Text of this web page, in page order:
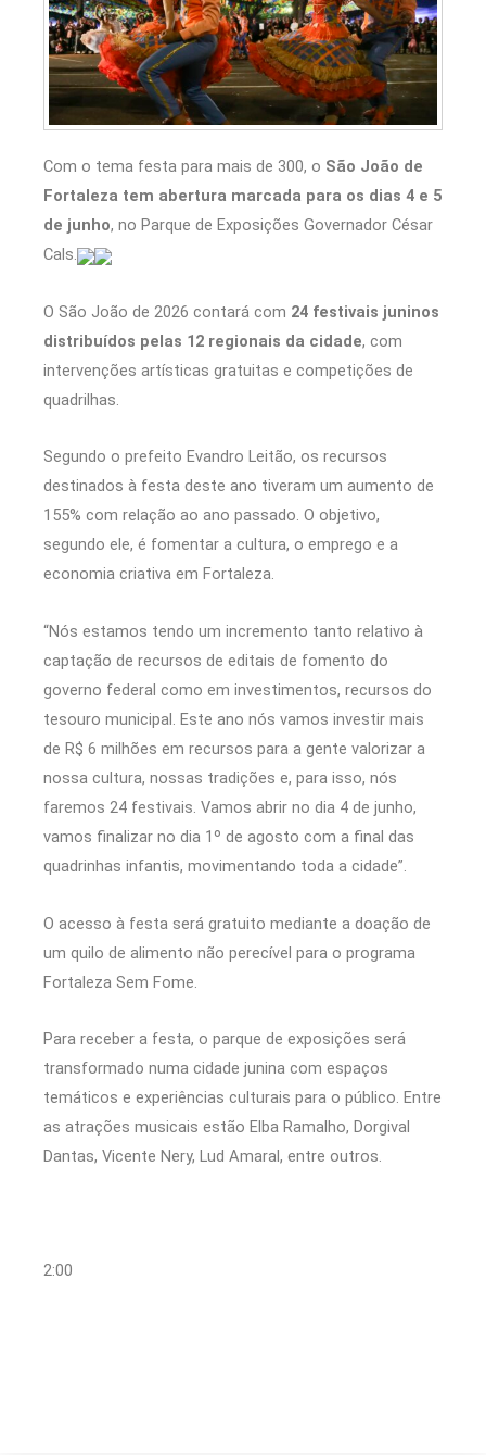
Com o tema festa para mais de 300, o São João de
Fortaleza tem abertura marcada para os dias 4 e 5
de junho, no Parque de Exposições Governador César
Cals.
O São João de 2026 contará com 24 festivais juninos
distribuídos pelas 12 regionais da cidade, com
intervenções artísticas gratuitas e competições de
quadrilhas.
Segundo o prefeito Evandro Leitão, os recursos
destinados à festa deste ano tiveram um aumento de
155% com relação ao ano passado. O objetivo,
segundo ele, é fomentar a cultura, o emprego e a
economia criativa em Fortaleza.
“Nós estamos tendo um incremento tanto relativo à
captação de recursos de editais de fomento do
governo federal como em investimentos, recursos do
tesouro municipal. Este ano nós vamos investir mais
de R$ 6 milhões em recursos para a gente valorizar a
nossa cultura, nossas tradições e, para isso, nós
faremos 24 festivais. Vamos abrir no dia 4 de junho,
vamos finalizar no dia 1º de agosto com a final das
quadrinhas infantis, movimentando toda a cidade”.
O acesso à festa será gratuito mediante a doação de
um quilo de alimento não perecível para o programa
Fortaleza Sem Fome.
Para receber a festa, o parque de exposições será
transformado numa cidade junina com espaços
temáticos e experiências culturais para o público. Entre
as atrações musicais estão Elba Ramalho, Dorgival
Dantas, Vicente Nery, Lud Amaral, entre outros.
2:00